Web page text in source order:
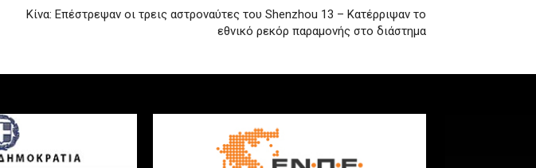
Κίνα: Επέστρεψαν οι τρεις αστροναύτες του Shenzhou 13 – Κατέρριψαν το
εθνικό ρεκόρ παραμονής στο διάστημα